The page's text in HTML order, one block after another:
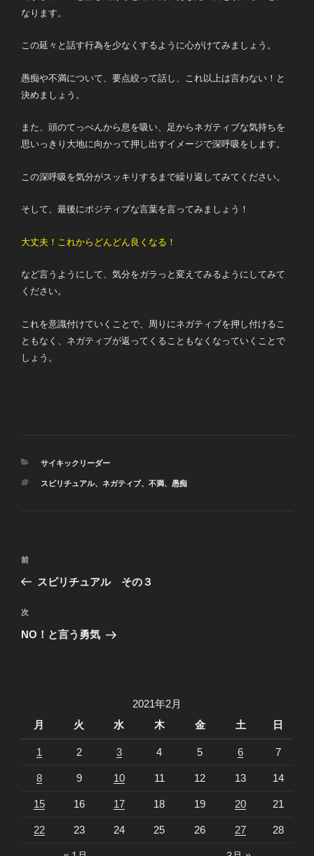
なります。
この延々と話す行為を少なくするように心がけてみましょう。
愚痴や不満について、要点絞って話し、これ以上は言わない！と
決めましょう。
また、頭のてっぺんから息を吸い、足からネガティブな気持ちを
思いっきり大地に向かって押し出すイメージで深呼吸をします。
この深呼吸を気分がスッキリするまで繰り返してみてください。
そして、最後にポジティブな言葉を言ってみましょう！
大丈夫！これからどんどん良くなる！
など言うようにして、気分をガラっと変えてみるようにしてみて
ください。
これを意識付けていくことで、周りにネガティブを押し付けるこ
ともなく、ネガティブが返ってくることもなくなっていくことで
しょう。
カ
ゴ
サイキックリーダー
タ
スピリチュアル、 ネガティブ、 不満、 愚痴
投
ビ
ゲ
前
の
稿
前
スピリチュアル その３
次
の
次
NO！と言う勇気
2021年2月
月
火 水 木 金 土 日
1 2 3 4 5 6 7
8 9 10 11 12 13 14
15 16 17 18 19 20 21
22 23 24 25 26 27 28